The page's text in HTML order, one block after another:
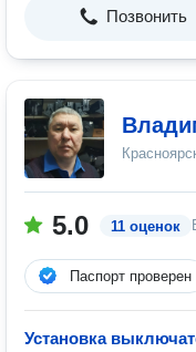
Позвонить
5.0 11 оценок
Паспорт проверен
Установка